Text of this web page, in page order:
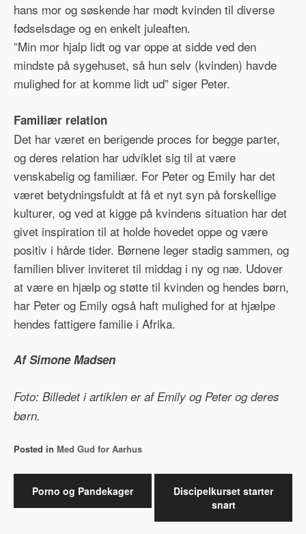
hans mor og søskende har mødt kvinden til diverse
fødselsdage og en enkelt juleaften.
”Min mor hjalp lidt og var oppe at sidde ved den
mindste på sygehuset, så hun selv (kvinden) havde
mulighed for at komme lidt ud” siger Peter.
Familiær relation
Det har været en berigende proces for begge parter,
og deres relation har udviklet sig til at være
venskabelig og familiær. For Peter og Emily har det
været betydningsfuldt at få et nyt syn på forskellige
kulturer, og ved at kigge på kvindens situation har det
givet inspiration til at holde hovedet oppe og være
positiv i hårde tider. Børnene leger stadig sammen, og
familien bliver inviteret til middag i ny og næ. Udover
at være en hjælp og støtte til kvinden og hendes børn,
har Peter og Emily også haft mulighed for at hjælpe
hendes fattigere familie i Afrika.
Af Simone Madsen
Foto: Billedet i artiklen er af Emily og Peter og deres
børn.
Posted in Med Gud for Aarhus
Indlægsnavigation
Porno og Pandekager
Discipelkurset starter
snart